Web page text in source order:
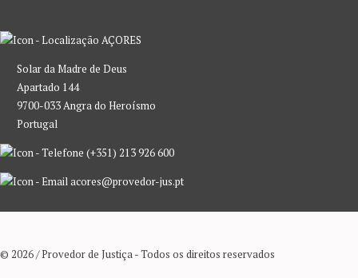
AÇORES
Solar da Madre de Deus
Apartado 144
9700-033 Angra do Heroísmo
Portugal
(+351) 213 926 600
acores@provedor-jus.pt
© 2026 / Provedor de Justiça - Todos os direitos reservados